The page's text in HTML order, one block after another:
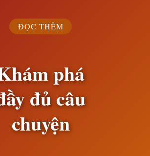
ĐỌC THÊM
phá
đủ câu
chuyện